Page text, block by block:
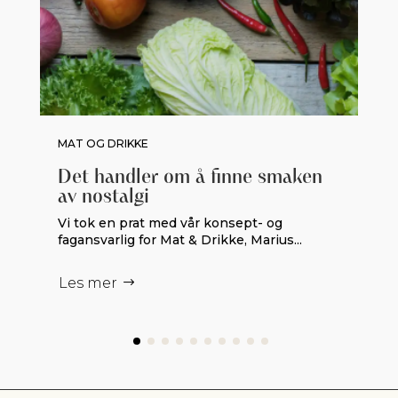
MAT OG DRIKKE
Det handler om å finne smaken
av nostalgi
Vi tok en prat med vår konsept- og
fagansvarlig for Mat & Drikke, Marius...
Les mer